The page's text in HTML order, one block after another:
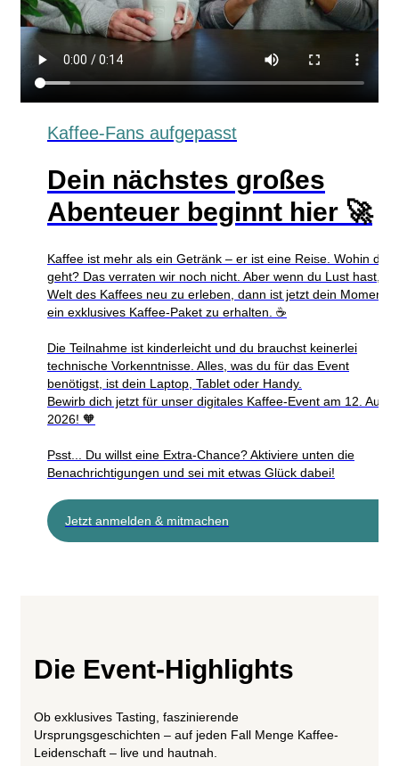
Kaffee-Fans aufgepasst
Dein nächstes großes
Abenteuer beginnt hier 🚀
Kaffee ist mehr als ein Getränk – er ist eine Reise. Wohin die
geht? Das verraten wir noch nicht. Aber wenn du Lust hast,
Welt des Kaffees neu zu erleben, dann ist jetzt dein Moment
ein exklusives Kaffee-Paket zu erhalten. ☕
Die Teilnahme ist kinderleicht und du brauchst keinerlei
technische Vorkenntnisse. Alles, was du für das Event
benötigst, ist dein Laptop, Tablet oder Handy.
Bewirb dich jetzt für unser digitales Kaffee-Event am 12.
2026! 🧡
Psst... Du willst eine Extra-Chance? Aktiviere unten die
Benachrichtigungen und sei mit etwas Glück dabei!
Jetzt anmelden & mitmachen
Die Event-Highlights
Ob exklusives Tasting, faszinierende
Ursprungsgeschichten – auf jeden Fall Menge Kaffee-
Leidenschaft – live und hautnah.